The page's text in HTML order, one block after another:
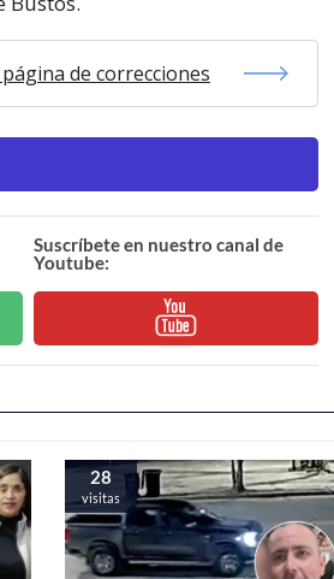
de correcciones
Suscríbete en nuestro canal de
Youtube:
28
visitas